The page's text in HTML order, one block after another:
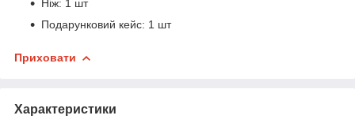
Ніж: 1 шт
Подарунковий кейс: 1 шт
Приховати
Характеристики